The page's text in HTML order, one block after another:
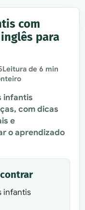
com
para
Leitura de 6 min
infantis
com dicas
e
o aprendizado
infantis